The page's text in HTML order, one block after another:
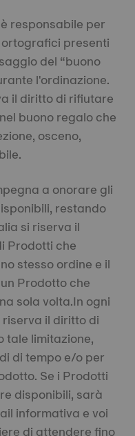
responsabile per
presenti
del “buono
l'ordinazione.
il diritto di rifiutare
buono regalo che
osceno,
a onorare gli
restando
si riserva il
Prodotti che
stesso ordine e il
Prodotto che
sola volta.In ogni
il diritto di
tale limitazione,
di tempo e/o per
Se i Prodotti
disponibili, sarà
informativa e voi
di attendere fino